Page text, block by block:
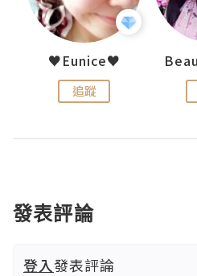
♥Eunice♥
追蹤
發表評論
登入發表評論